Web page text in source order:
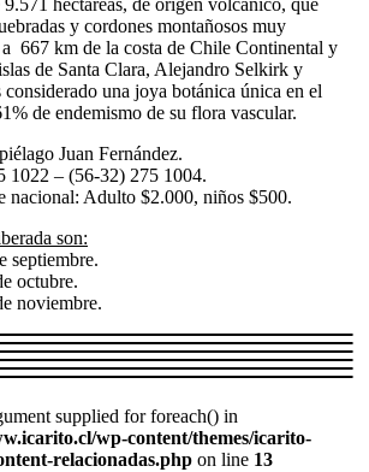
hectáreas, de origen volcánico, que
y cordones montañosos muy
a 667 km de la costa de Chile Continental y
de Santa Clara, Alejandro Selkirk y
una joya botánica única en el
de endemismo de su flora vascular.
Juan Fernández.
1022 – (56-32) 275 1004.
nacional: Adulto $2.000, niños $500.
son:
septiembre.
octubre.
noviembre.
supplied for foreach() in
wp-content/themes/icarito-
relacionadas.php on line 13